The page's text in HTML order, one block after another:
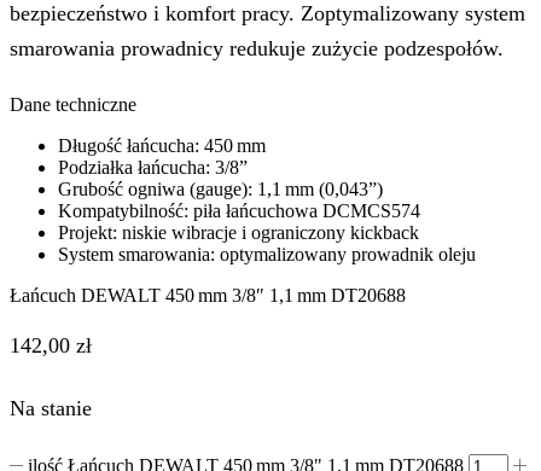
bezpieczeństwo i komfort pracy. Zoptymalizowany system
smarowania prowadnicy redukuje zużycie podzespołów.
Dane techniczne
Długość łańcucha: 450 mm
Podziałka łańcucha: 3/8”
Grubość ogniwa (gauge): 1,1 mm (0,043”)
Kompatybilność: piła łańcuchowa DCMCS574
Projekt: niskie wibracje i ograniczony kickback
System smarowania: optymalizowany prowadnik oleju
Łańcuch DEWALT 450 mm 3/8″ 1,1 mm DT20688
142,00 zł
Na stanie
ilość Łańcuch DEWALT 450 mm 3/8" 1,1 mm DT20688